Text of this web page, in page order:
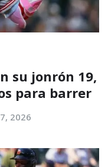
su jonrón 19,
para barrer
2026